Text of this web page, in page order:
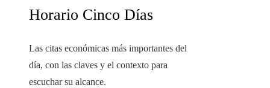
Horario Cinco Días
Las citas económicas más importantes del
día, con las claves y el contexto para
escuchar su alcance.